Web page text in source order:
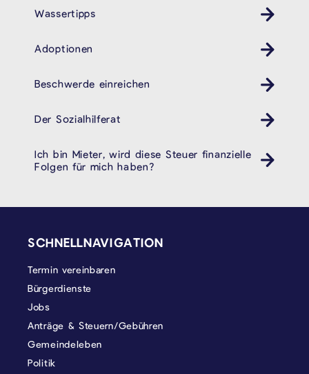
Wassertipps
Adoptionen
Beschwerde einreichen
Der Sozialhilferat
Ich bin Mieter, wird diese Steuer finanzielle
Folgen für mich haben?
SCHNELLNAVIGATION
Termin vereinbaren
Bürgerdienste
Jobs
Anträge & Steuern/Gebühren
Gemeindeleben
Politik